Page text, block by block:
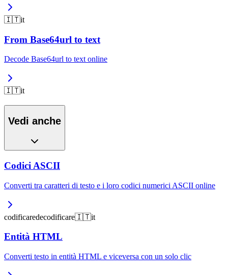
🇮🇹it
From Base64url to text
Decode Base64url to text online
🇮🇹it
Vedi anche
Codici ASCII
Converti tra caratteri di testo e i loro codici numerici ASCII online
codificaredecodificare🇮🇹it
Entità HTML
Converti testo in entità HTML e viceversa con un solo clic